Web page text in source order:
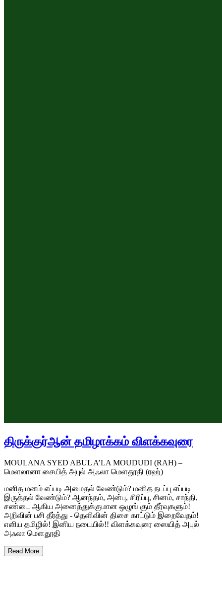
திருக்குர்ஆன் தமிழாக்கம் விளக்கவுரை
MOULANA SYED ABUL A’LA MOUDUDI (RAH) –
மெளலானா சையித் அபுல் அஃலா மெளதூதி (ரஹ்)
மனித மனம் எப்படி அமைதல் வேண்டும்? மனித நடப்பு எப்படி
இருத்தல் வேண்டும்? ஆனந்தம், அன்பு, சிரிப்பு, சினம், சாந்தி,
சண்டை ஆகிய அனைத்துக்குமான ஒழுங் கும் தீர்வுகளும்!
அறிவின் பசி தீர்த்து - தெளிவின் திசை காட்டும் இறைவேதம்!
எளிய தமிழில்! இனிய நடையில்!! விளக்கவுரை ஸையித் அபுல்
அஃலா மௌதூதி
Read More